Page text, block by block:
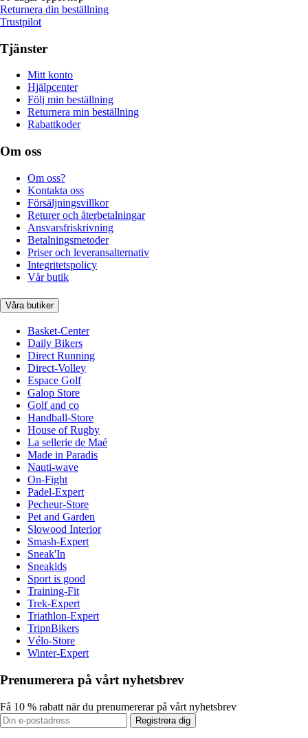
Returnera din beställning
Trustpilot
Tjänster
Mitt konto
Hjälpcenter
Följ min beställning
Returnera min beställning
Rabattkoder
Om oss
Om oss?
Kontakta oss
Försäljningsvillkor
Returer och återbetalningar
Ansvarsfriskrivning
Betalningsmetoder
Priser och leveransalternativ
Integritetspolicy
Vår butik
Våra butiker
Basket-Center
Daily Bikers
Direct Running
Direct-Volley
Espace Golf
Galop Store
Golf and co
Handball-Store
House of Rugby
La sellerie de Maé
Made in Paradis
Nauti-wave
On-Fight
Padel-Expert
Pecheur-Store
Pet and Garden
Slowood Interior
Smash-Expert
Sneak'In
Sneakids
Sport is good
Training-Fit
Trek-Expert
Triathlon-Expert
TripnBikers
Vélo-Store
Winter-Expert
Prenumerera på vårt nyhetsbrev
Få 10 % rabatt när du prenumererar på vårt nyhetsbrev
Registrera dig